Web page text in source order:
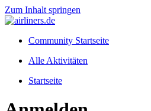
Zum Inhalt springen
Community Startseite
Alle Aktivitäten
Startseite